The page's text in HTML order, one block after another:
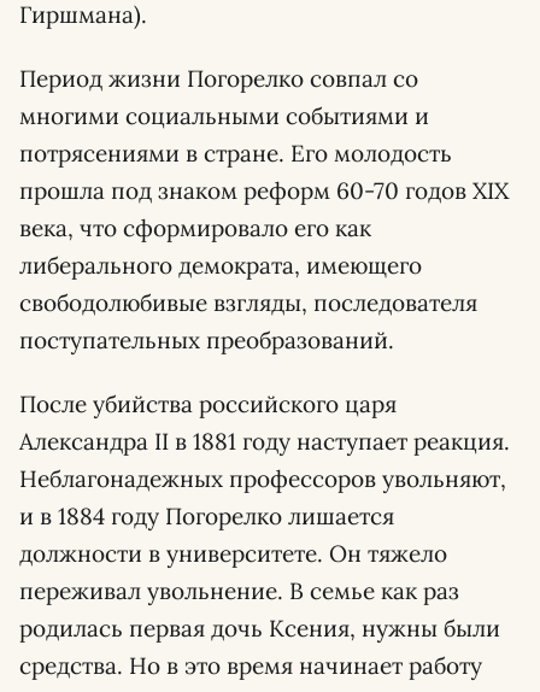
Гиршмана).
Период жизни Погорелко совпал со
многими социальными событиями и
потрясениями в стране. Его молодость
прошла под знаком реформ 60-70 годов XIX
века, что сформировало его как
либерального демократа, имеющего
свободолюбивые взгляды, последователя
поступательных преобразований.
После убийства российского царя
Александра II в 1881 году наступает реакция.
Неблагонадежных профессоров увольняют,
и в 1884 году Погорелко лишается
должности в университете. Он тяжело
переживал увольнение. В семье как раз
родилась первая дочь Ксения, нужны были
средства. Но в это время начинает работу